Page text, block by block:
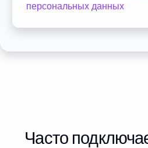
персональных данных
Часто